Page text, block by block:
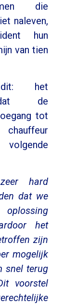
die
naleven,
hun
van tien
het
dat de
tot
hard
dat we
het
zijn
mogelijk
snel terug
voorstel